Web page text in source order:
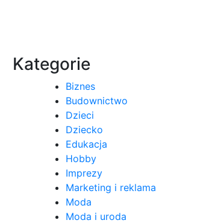
Kategorie
Biznes
Budownictwo
Dzieci
Dziecko
Edukacja
Hobby
Imprezy
Marketing i reklama
Moda
Moda i uroda